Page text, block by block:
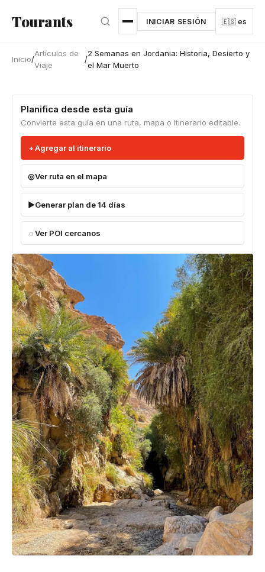
Tourants INICIAR SESIÓN 🇪🇸 es
Inicio/
Artículos de
Viaje
/
2 Semanas en Jordania: Historia, Desierto y
el Mar Muerto
Planifica desde esta guía
Convierte esta guía en una ruta, mapa o itinerario editable.
Agregar al itinerario
Ver ruta en el mapa
Generar plan de 14 días
Ver POI cercanos